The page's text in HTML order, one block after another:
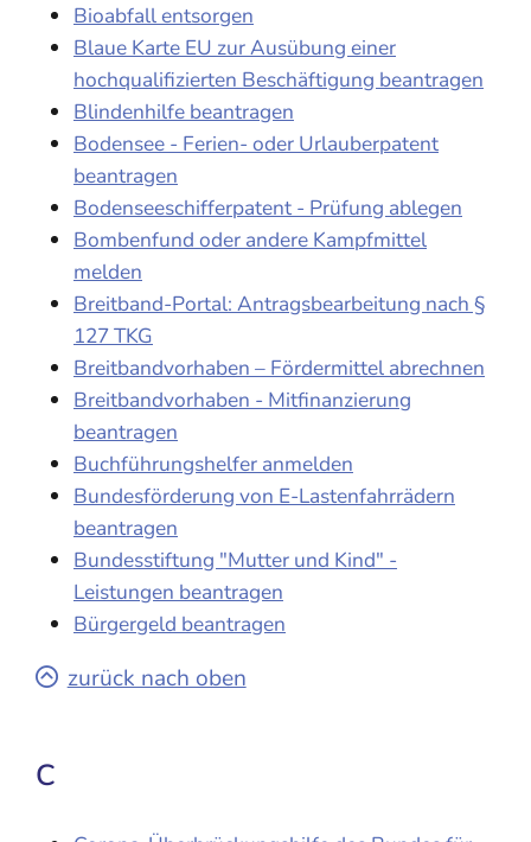
Bioabfall entsorgen
Blaue Karte EU zur Ausübung einer
hochqualifizierten Beschäftigung beantragen
Blindenhilfe beantragen
Bodensee - Ferien- oder Urlauberpatent
beantragen
Bodenseeschifferpatent - Prüfung ablegen
Bombenfund oder andere Kampfmittel
melden
Breitband-Portal: Antragsbearbeitung nach §
127 TKG
Breitbandvorhaben – Fördermittel abrechnen
Breitbandvorhaben - Mitfinanzierung
beantragen
Buchführungshelfer anmelden
Bundesförderung von E-Lastenfahrrädern
beantragen
Bundesstiftung "Mutter und Kind" -
Leistungen beantragen
Bürgergeld beantragen
zurück nach oben
C